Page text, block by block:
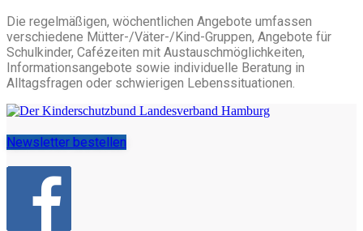
Die regelmäßigen, wöchentlichen Angebote umfassen
verschiedene Mütter-/Väter-/Kind-Gruppen, Angebote für
Schulkinder, Cafézeiten mit Austauschmöglichkeiten,
Informationsangebote sowie individuelle Beratung in
Alltagsfragen oder schwierigen Lebenssituationen.
Newsletter bestellen